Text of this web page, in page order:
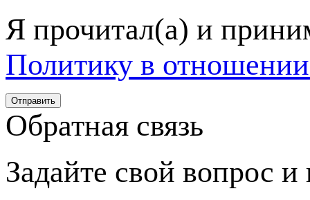
Я прочитал(а) и
Политику в
Обратная связь
Задайте свой вопрос